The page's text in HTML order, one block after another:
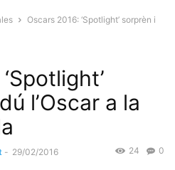
Oscars 2016: ‘Spotlight’ sorprèn i
l’Oscar a la
- 29/02/2016 0
24